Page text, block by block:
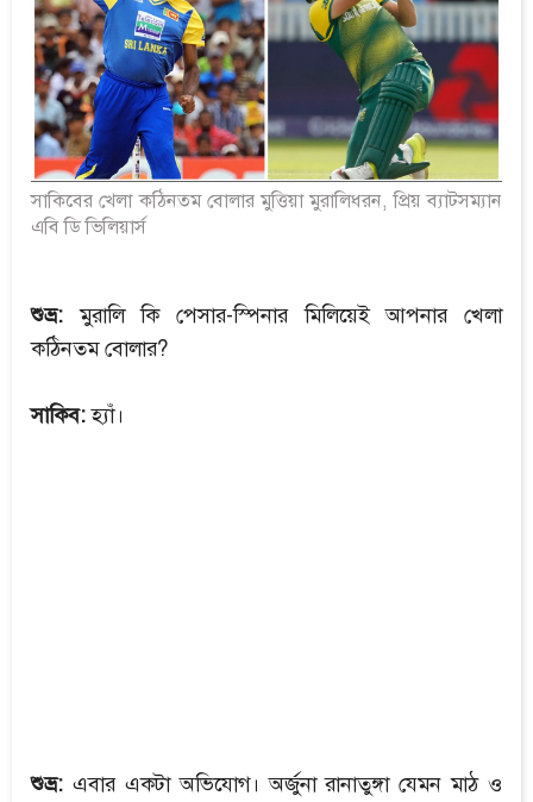
সাকিবের খেলা কঠিনতম বোলার মুত্তিয়া মুরালিধরন, প্রিয় ব্যাটসম্যান
এবি ডি ভিলিয়ার্স
শুভ্র: মুরালি কি পেসার-স্পিনার মিলিয়েই আপনার খেলা
কঠিনতম বোলার?
সাকিব:হ্যাঁ।
শুভ্র: এবার একটা অভিযোগ। অর্জুনা রানাতুঙ্গা যেমন মাঠ ও